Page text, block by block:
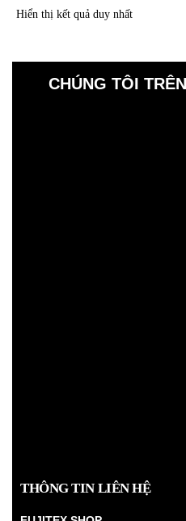
Hiển thị kết quả duy nhất
CHÚNG TÔI
THÔNG TIN LIÊN HỆ